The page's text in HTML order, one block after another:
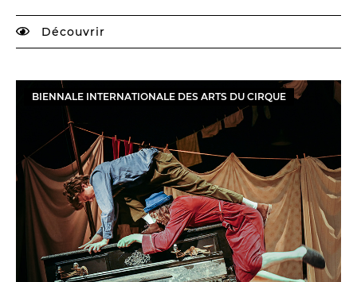
Les Jeudis littéraires
LES TEMPS FORTS
Les Contes d’apéro
Festival de Magie
Festival de Tragédies
LE PUBLIC
Découvrir
BIENNALE INTERNATIONALE DES ARTS DU CIRQUE